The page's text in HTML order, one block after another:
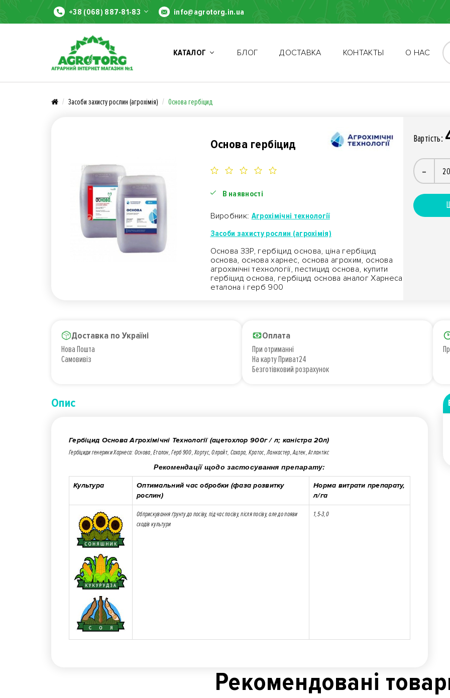
+38 (068) 887-81-83 info@agrotorg.in.ua
КАТАЛОГ БЛОГ ДОСТАВКА КОНТАКТЫ О НАС
Засоби захисту рослин (агрохімія) Основа гербіцид
Основа гербіцид
В наявності
Виробник: Агрохімічні технології
Засоби захисту рослин (агрохімія)
Основа ЗЗР, гербіцид основа, ціна гербіцид
основа, основа харнес, основа агрохим, основа
агрохімічні технології, пестицид основа, купити
гербіцид основа, гербіцид основа аналог Харнеса
еталона і герб 900
Вартiсть:
-
Доставка по Україні
Нова Пошта
Самовивіз
Оплата
При отриманні
На карту Приват24
Безготівковий розрахунок
Опис
Гербіцид Основа Агрохімічні Технології (ацетохлор 900г / л; каністра 20л)
Гербіциди генерики Харнеса: Основа, Еталон, Герб 900, Хортус, Олрайт, Сахара, Кратос, Ланкастер, Ацтек, Атлантікс
Рекомендації щодо застосування препарату:
Культура
Оптимальний час обробки (фаза розвитку
рослин)
Норма витрати препарату,
л/га
Обприскування ґрунту до посіву, під час посіву, після посіву, але до появи
сходів культури
1,5-3,0
Рекомендованi